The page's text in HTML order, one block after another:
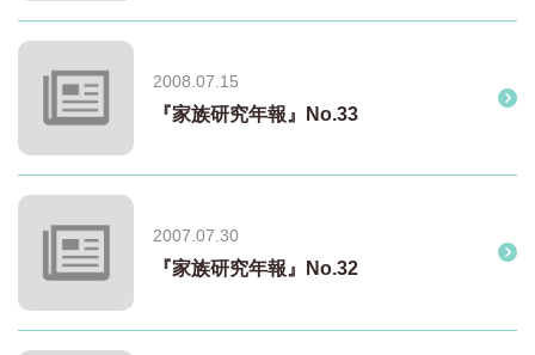
2008.07.15
『家族研究年報』No.33
2007.07.30
『家族研究年報』No.32